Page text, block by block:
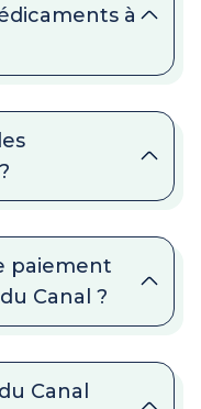
à
paiement
Canal ?
Canal